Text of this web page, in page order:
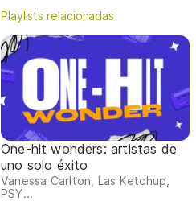
Playlists relacionadas
One-hit wonders: artistas de
uno solo éxito
Vanessa Carlton, Las Ketchup,
PSY...